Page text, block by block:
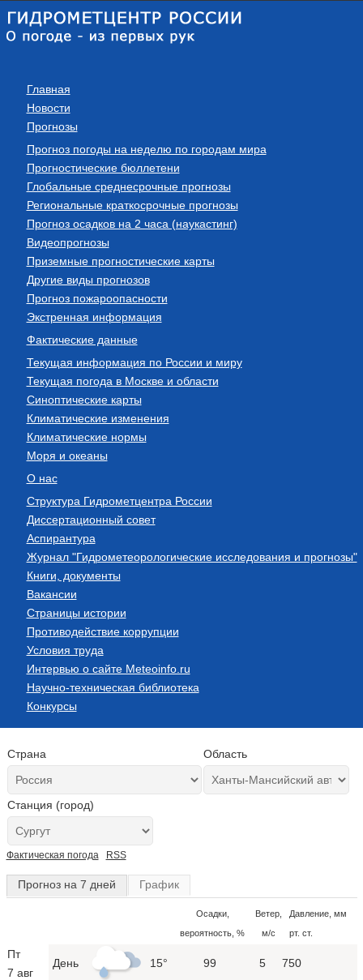
Главная
Новости
Прогнозы
Прогноз погоды на неделю по городам мира
Прогностические бюллетени
Глобальные среднесрочные прогнозы
Региональные краткосрочные прогнозы
Прогноз осадков на 2 часа (наукастинг)
Видеопрогнозы
Приземные прогностические карты
Другие виды прогнозов
Прогноз пожароопасности
Экстренная информация
Фактические данные
Текущая информация по России и миру
Текущая погода в Москве и области
Синоптические карты
Климатические изменения
Климатические нормы
Моря и океаны
О нас
Структура Гидрометцентра России
Диссертационный совет
Аспирантура
Журнал "Гидрометеорологические исследования и прогнозы"
Книги, документы
Вакансии
Страницы истории
Противодействие коррупции
Условия труда
Интервью о сайте Meteoinfo.ru
Научно-техническая библиотека
Конкурсы
Страна Область
Станция (город)
Фактическая погода RSS
Прогноз на 7 дней График
Осадки,
вероятность, %
Ветер,
м/с
Давление, мм
рт. ст.
Пт
7 авг
День 15° 99 5 750